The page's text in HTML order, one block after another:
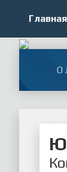
Главная
О